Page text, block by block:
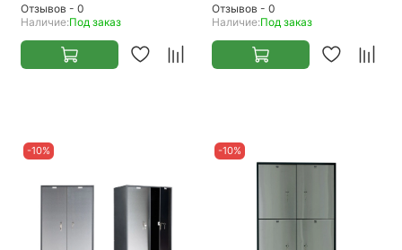
Отзывов - 0
Наличие:Под заказ
Отзывов - 0
Наличие:Под заказ
-10% -10%